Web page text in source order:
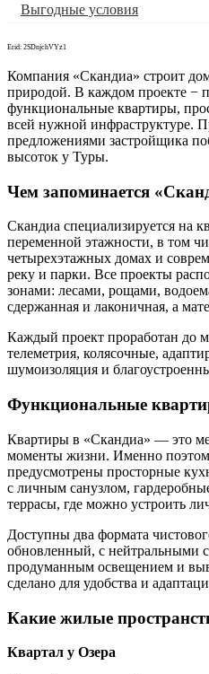
Выгодные условия
Erid: 2SDnjchVYz1
Компания «Скандиа» строит
природой. В каждом проекте −
функциональные квартиры,
всей нужной инфраструктуре.
предложениями застройщика
высоток у Туры.
Чем запоминается
Скандиа специализируется на
переменной этажности, в том
четырехэтажных домах и
реку и парки. Все проекты
зонами: лесами, рощами,
сдержанная и лаконичная, а
Каждый проект проработан до
телеметрия, колясочные,
шумоизоляция и
Функциональные
Квартиры в «Скандиа» — это
моменты жизни. Именно
предусмотрены просторные
с личным санузлом,
террасы, где можно устроить
Доступны два формата
обновленный, с нейтральными
продуманным освещением и
сделано для удобства и
Какие жилые
Квартал у Озера